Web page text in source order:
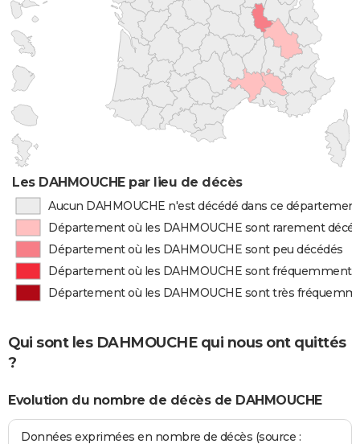
Les DAHMOUCHE par lieu de décès
Aucun DAHMOUCHE n'est décédé dans ce département
Département où les DAHMOUCHE sont rarement
Département où les DAHMOUCHE sont peu décédés
Département où les DAHMOUCHE sont fréquemment
Département où les DAHMOUCHE sont très
Qui sont les DAHMOUCHE qui nous ont quittés
?
Evolution du nombre de décès de DAHMOUCHE
Données exprimées en nombre de décès (source :